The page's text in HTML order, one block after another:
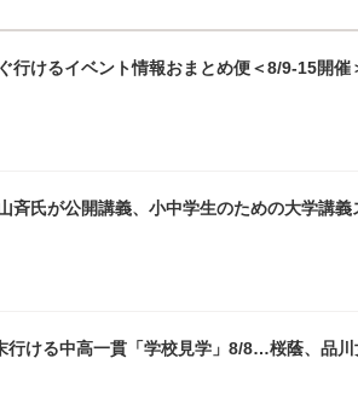
SNS時代の子育てと中学受験の意義」9/18
」24の実験企画...小中向け9/6